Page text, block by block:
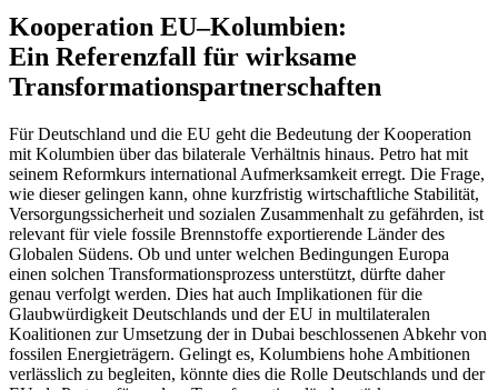
Kooperation EU–Kolumbien:
Ein Referenzfall für wirksame
Transformationspartnerschaften
Für Deutschland und die EU geht die Bedeu­tung der Kooperation
mit Kolumbien über das bilaterale Verhältnis hinaus. Petro hat mit
seinem Reformkurs international Auf­merksamkeit erregt. Die Frage,
wie dieser gelingen kann, ohne kurzfristig wirtschaftliche Stabilität,
Versorgungs­sicherheit und sozialen Zusammenhalt zu gefährden, ist
relevant für viele fossile Brennstoffe ex­por­tie­rende Länder des
Globa­len Südens. Ob und unter welchen Bedingun­gen Europa
einen solchen Transformations­prozess unterstützt, dürfte daher
genau ver­folgt werden. Dies hat auch Implikationen für die
Glaubwürdigkeit Deutschlands und der EU in multilateralen
Koalitionen zur Um­setzung der in Dubai beschlossenen Abkehr von
fossilen Energieträgern. Gelingt es, Kolumbiens hohe Ambitionen
verlässlich zu begleiten, könnte dies die Rolle Deutsch­lands und der